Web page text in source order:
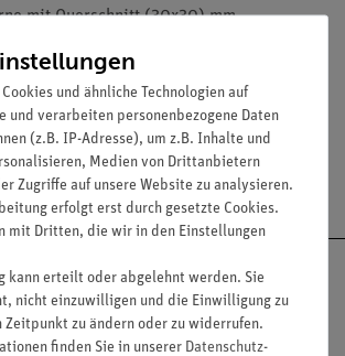
mit Querschnitt (30x30) mm.
120 A.
Versandkostenfrei ab 300,- €
Nach oben
und ähnliche Technologien auf
und verarbeiten personenbezogene Daten
(z.B. IP-Adresse), um z.B. Inhalte und
Medien von Drittanbietern
Zugriffe auf unsere Website zu analysieren.
erfolgt erst durch gesetzte Cookies.
mit Dritten, die wir in den Einstellungen
kann erteilt oder abgelehnt werden. Sie
nicht einzuwilligen und die Einwilligung zu
Zeitpunkt zu ändern oder zu widerrufen.
finden Sie in unserer Daten­schutz­